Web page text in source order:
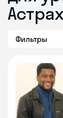
Фильтры